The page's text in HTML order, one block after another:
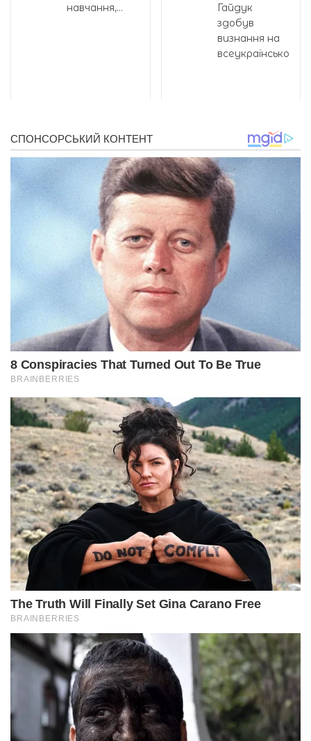
навчання,...
Гайдук
здобув
визнання на
всеукраїнському...